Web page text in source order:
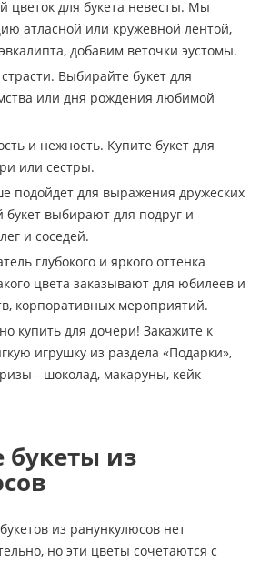
цветок для букета невесты. Мы
атласной или кружевной лентой,
добавим веточки эустомы.
Выбирайте букет для
или дня рождения любимой
и нежность. Купите букет для
или сестры.
подойдет для выражения дружеских
букет выбирают для подруг и
и соседей.
глубокого и яркого оттенка
цвета заказывают для юбилеев и
корпоративных мероприятий.
купить для дочери! Закажите к
игрушку из раздела «Подарки»,
- шоколад, макаруны, кейк
букеты из
из ранункулюсов нет
но эти цветы сочетаются с